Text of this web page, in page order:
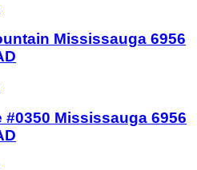
Mississauga 6956
#0350 Mississauga 6956